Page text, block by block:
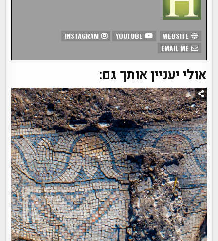
INSTAGRAM
אולי יעניין אותך גם: